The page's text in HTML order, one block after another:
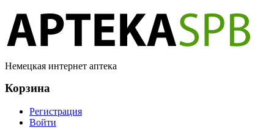
Немецкая интернет аптека
Корзина
Регистрация
Войти